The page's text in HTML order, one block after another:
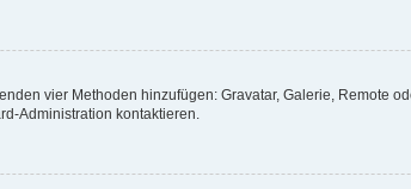
vier Methoden hinzufügen: Gravatar, Galerie, Remote
Administration kontaktieren.